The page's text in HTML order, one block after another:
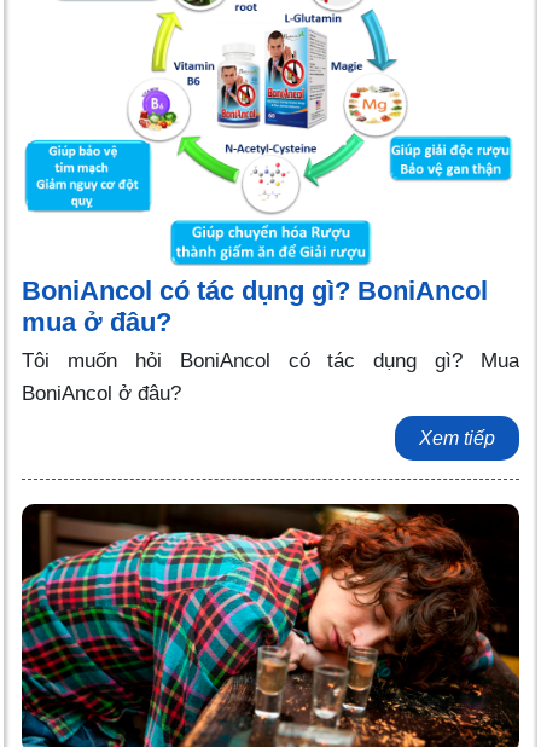
BoniAncol có tác dụng gì? BoniAncol
mua ở đâu?
Tôi muốn hỏi BoniAncol có tác dụng gì? Mua
BoniAncol ở đâu?
Xem tiếp